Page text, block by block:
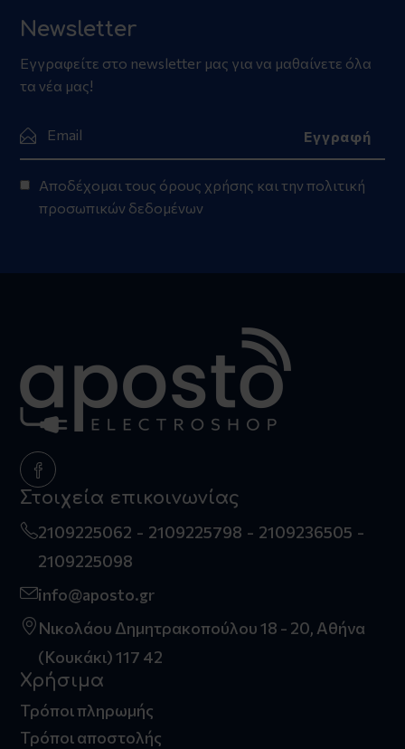
Newsletter
Εγγραφείτε στο newsletter μας για να μαθαίνετε όλα
τα νέα μας!
Αποδέχομαι τους όρους χρήσης και την πολιτική
προσωπικών δεδομένων
Στοιχεία επικοινωνίας
2109225062 2109225798
2109236505
2109225098
info@aposto.gr
Νικολάου Δημητρακοπούλου 18 - 20, Αθήνα
(Κουκάκι) 117 42
Χρήσιμα
Τρόποι πληρωμής
Τρόποι αποστολής